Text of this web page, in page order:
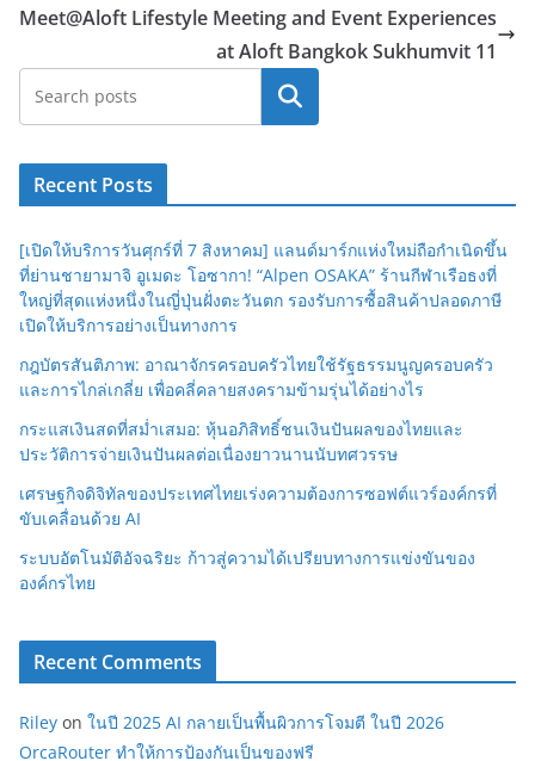
Meet@Aloft Lifestyle Meeting and Event Experiences
at Aloft Bangkok Sukhumvit 11
Search
Recent Posts
[เปิดให้บริการวันศุกร์ที่ 7 สิงหาคม] แลนด์มาร์กแห่งใหม่ถือกำเนิดขึ้น
ที่ย่านชายามาจิ อูเมดะ โอซากา! “Alpen OSAKA” ร้านกีฬาเรือธงที่
ใหญ่ที่สุดแห่งหนึ่งในญี่ปุ่นฝั่งตะวันตก รองรับการซื้อสินค้าปลอดภาษี
เปิดให้บริการอย่างเป็นทางการ
กฎบัตรสันติภาพ: อาณาจักรครอบครัวไทยใช้รัฐธรรมนูญครอบครัว
และการไกล่เกลี่ย เพื่อคลี่คลายสงครามข้ามรุ่นได้อย่างไร
กระแสเงินสดที่สม่ำเสมอ: หุ้นอภิสิทธิ์ชนเงินปันผลของไทยและ
ประวัติการจ่ายเงินปันผลต่อเนื่องยาวนานนับทศวรรษ
เศรษฐกิจดิจิทัลของประเทศไทยเร่งความต้องการซอฟต์แวร์องค์กรที่
ขับเคลื่อนด้วย AI
ระบบอัตโนมัติอัจฉริยะ ก้าวสู่ความได้เปรียบทางการแข่งขันของ
องค์กรไทย
Recent Comments
Riley on ในปี 2025 AI กลายเป็นพื้นผิวการโจมตี ในปี 2026
OrcaRouter ทำให้การป้องกันเป็นของฟรี